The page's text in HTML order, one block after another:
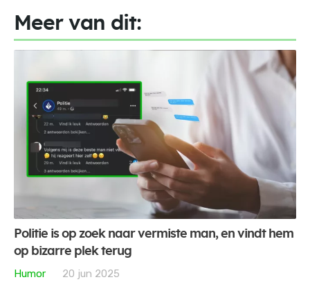
Meer van dit:
Politie is op zoek naar vermiste man, en vindt hem
op bizarre plek terug
Humor
20 jun 2025